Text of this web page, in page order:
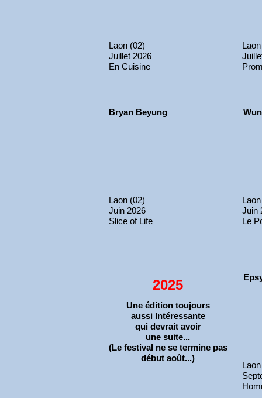
Laon (02)
Juillet 2026
En Cuisine
Bryan Beyung
Laon (02)
Juin 2026
Slice of Life
Juin
Le
2025
Une édition toujours
aussi Intéressante
qui devrait avoir
une suite...
(Le festival ne se termine pas
début août...)